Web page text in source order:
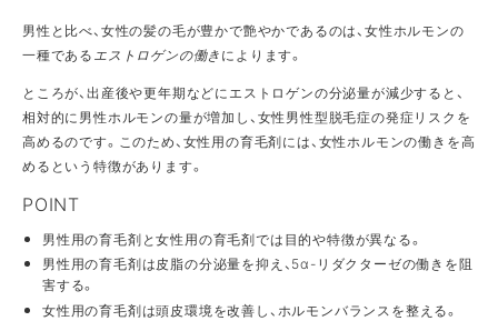
男性と比べ、女性の髪の毛が豊かで艶やかであるのは、女性ホルモンの
一種であるエストロゲンの働きによります。
ところが、出産後や更年期などにエストロゲンの分泌量が減少すると、
相対的に男性ホルモンの量が増加し、女性男性型脱毛症の発症リスクを
高めるのです。このため、女性用の育毛剤には、女性ホルモンの働きを高
めるという特徴があります。
POINT
男性用の育毛剤と女性用の育毛剤では目的や特徴が異なる。
男性用の育毛剤は皮脂の分泌量を抑え、5α-リダクターゼの働きを阻
害する。
女性用の育毛剤は頭皮環境を改善し、ホルモンバランスを整える。